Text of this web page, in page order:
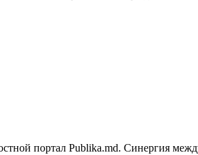
портал Publika.md. Синергия